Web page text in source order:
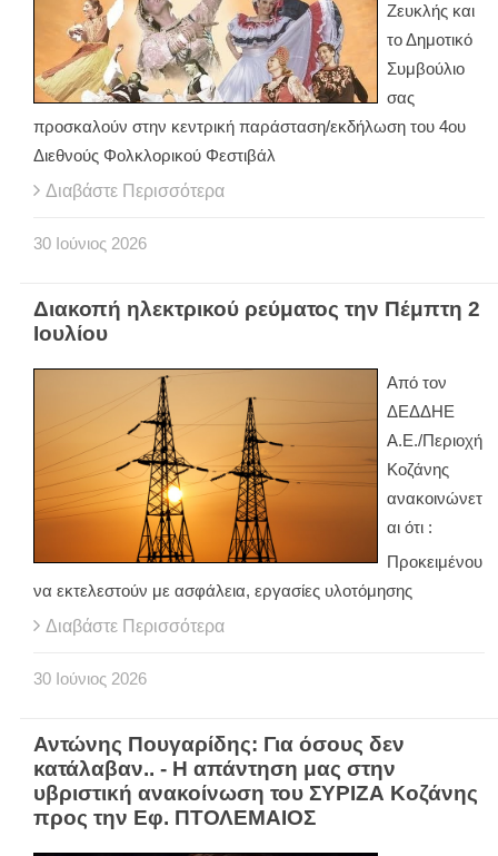
Ζευκλής και
το Δημοτικό
Συμβούλιο
σας
προσκαλούν στην κεντρική παράσταση/εκδήλωση του 4ου
Διεθνούς Φολκλορικού Φεστιβάλ
Διαβάστε Περισσότερα
30 Ιούνιος 2026
Διακοπή ηλεκτρικού ρεύματος την Πέμπτη 2
Ιουλίου
Από τον
ΔΕΔΔΗΕ
Α.Ε./Περιοχή
Κοζάνης
ανακοινώνετ
αι ότι :
Προκειμένου
να εκτελεστούν με ασφάλεια, εργασίες υλοτόμησης
Διαβάστε Περισσότερα
30 Ιούνιος 2026
Αντώνης Πουγαρίδης: Για όσους δεν
κατάλαβαν.. - Η απάντηση μας στην
υβριστική ανακοίνωση του ΣΥΡΙΖΑ Κοζάνης
προς την Εφ. ΠΤΟΛΕΜΑΙΟΣ